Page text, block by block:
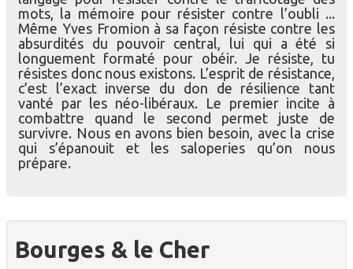
Brèves
mots, la mémoire pour résister contre l’oubli ...
Même Yves Fromion à sa façon résiste contre les
absurdités du pouvoir central, lui qui a été si
longuement formaté pour obéir. Je résiste, tu
résistes donc nous existons. L’esprit de résistance,
c’est l’exact inverse du don de résilience tant
vanté par les néo-libéraux. Le premier incite à
combattre quand le second permet juste de
survivre. Nous en avons bien besoin, avec la crise
qui s’épanouit et les saloperies qu’on nous
prépare.
Bourges & le Cher